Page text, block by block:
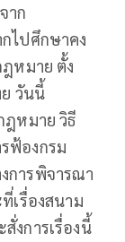
าก
ไปศึกษาคง
ฎหมาย ตั้ง
วันนี้
ฎหมาย วิธี
ฟ้องกรม
การพิจารณา
เรื่องสนาม
งการเรื่องนี้